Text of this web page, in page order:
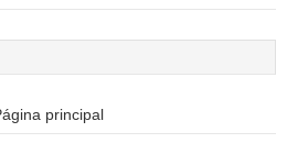
principal